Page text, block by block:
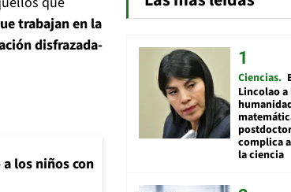
trabajan en la
disfrazada-
los niños con
Ciencias
Lincolao a
complica
la ciencia